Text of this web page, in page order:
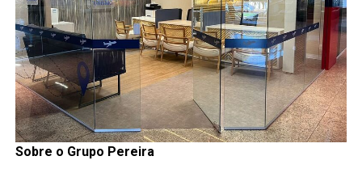
Sobre o Grupo Pereira